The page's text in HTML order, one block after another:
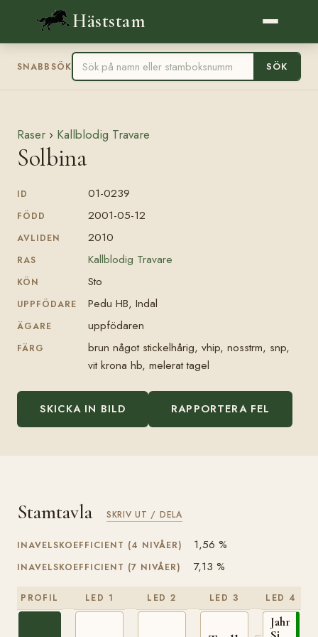
Häststam
SNABBSÖK SÖK
Raser › Kallblodig Travare
Solbina
ID 01-0239
FÖDD 2001-05-12
AVLIDEN 2010
RAS Kallblodig Travare
KÖN Sto
UPPFÖDARE Pedu HB, Indal
ÄGARE uppfödaren
FÄRG
brun något stickelhårig, vhip, nosstrm, snp,
vit krona hb, melerat tagel
SKICKA IN BILD RAPPORTERA FEL
Stamtavla SKRIV UT / DELA
INAVELSKOEFFICIENT (4 NIVÅER) 1,56 %
INAVELSKOEFFICIENT (7 NIVÅER) 7,13 %
PROFIL LED 1 LED 2 LED 3 LED 4
Jahn